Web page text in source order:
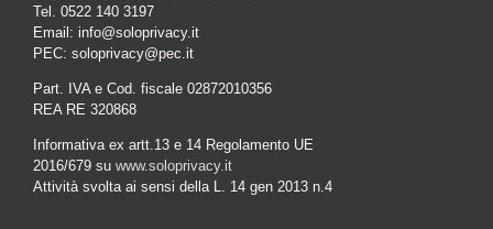
Tel. 0522 140 3197
Email: info@soloprivacy.it
PEC: soloprivacy@pec.it
Part. IVA e Cod. fiscale 02872010356
REA RE 320868
Informativa ex artt.13 e 14 Regolamento UE
2016/679 su www.soloprivacy.it
Attività svolta ai sensi della L. 14 gen 2013 n.4